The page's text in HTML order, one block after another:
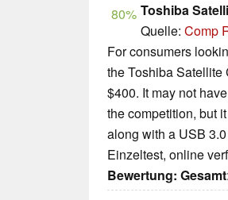
80% Toshiba
Quelle: Comp
For consumers
the Toshiba Satellite
$400. It may not
the competition, but
along with a USB
Einzeltest, online
Bewertung: Gesamt